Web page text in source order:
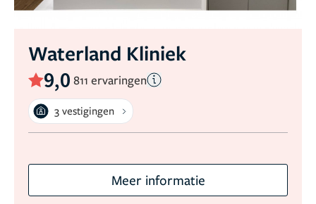
Waterland Kliniek
9,0 811 ervaringen
3 vestigingen
Meer informatie